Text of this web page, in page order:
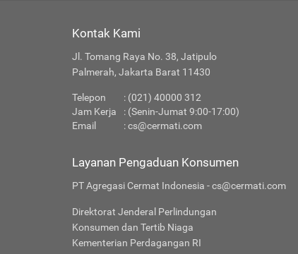
Kontak Kami
Jl. Tomang Raya No. 38, Jatipulo
Palmerah, Jakarta Barat 11430
Telepon
: (021) 40000 312
Jam Kerja
: (Senin-Jumat 9:00-17:00)
Email
:cs@cermati.com
Layanan Pengaduan Konsumen
PT Agregasi Cermat Indonesia - cs@cermati.com
Direktorat Jenderal Perlindungan
Konsumen dan Tertib Niaga
Kementerian Perdagangan RI